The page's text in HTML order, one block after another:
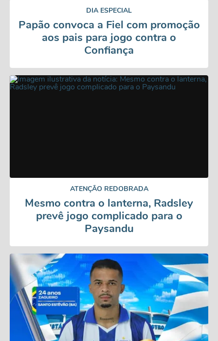
DIA ESPECIAL
Papão convoca a Fiel com promoção
aos pais para jogo contra o
Confiança
ATENÇÃO REDOBRADA
Mesmo contra o lanterna, Radsley
prevê jogo complicado para o
Paysandu